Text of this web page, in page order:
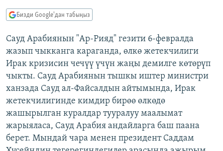
ДАНИСТЕ
АЗАТТЫК+
ЫҢГАЙСЫЗ СУРООЛОР
ОНЛАЙН ШЕРИНЕ
ЭЕ/АРнун бардык сайттары
Бизди Google'дан табыңыз
Сауд Арабиянын "Ар-Рияд" гезити 6-февралда
жазып чыкканга караганда, өлкө жетекчилиги
Ирак кризисин чечүү үчүн жаңы демилге көтөрүп
чыкты. Сауд Арабиянын тышкы иштер министри
ханзада Сауд ал-Файсалдын айтымында, Ирак
жетекчилигинде кимдир бирөө өлкөдө
жашырылган куралдар тууралуу маалымат
жарыяласа, Сауд Арабия андайларга баш паана
берет. Мындай чара менен президент Саддам